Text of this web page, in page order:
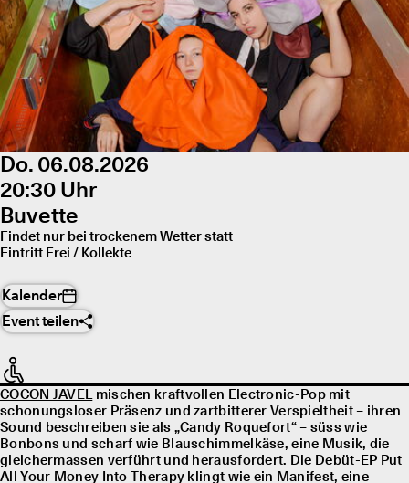
Do. 06.08.2026
20:30 Uhr
Buvette
Findet nur bei trockenem Wetter statt
Eintritt Frei / Kollekte
Kalender
Event teilen
COCON JAVELmischen kraftvollen Electronic-Pop mit
schonungsloser Präsenz und zartbitterer Verspieltheit – ihren
Sound beschreiben sie als „Candy Roquefort“ – süss wie
Bonbons und scharf wie Blauschimmelkäse, eine Musik, die
gleichermassen verführt und herausfordert. Die Debüt-EP Put
All Your Money Into Therapy klingt wie ein Manifest, eine